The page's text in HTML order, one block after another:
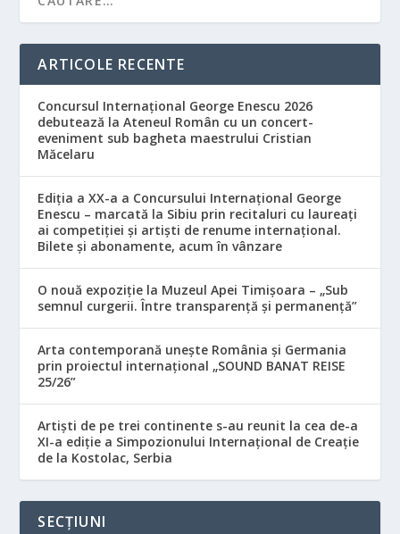
ARTICOLE RECENTE
Concursul Internațional George Enescu 2026
debutează la Ateneul Român cu un concert-
eveniment sub bagheta maestrului Cristian
Măcelaru
Ediția a XX-a a Concursului Internațional George
Enescu – marcată la Sibiu prin recitaluri cu laureați
ai competiției și artiști de renume internațional.
Bilete și abonamente, acum în vânzare
O nouă expoziție la Muzeul Apei Timișoara – „Sub
semnul curgerii. Între transparență și permanență”
Arta contemporană unește România și Germania
prin proiectul internațional „SOUND BANAT REISE
25/26”
Artiști de pe trei continente s-au reunit la cea de-a
XI-a ediție a Simpozionului Internațional de Creație
de la Kostolac, Serbia
SECȚIUNI